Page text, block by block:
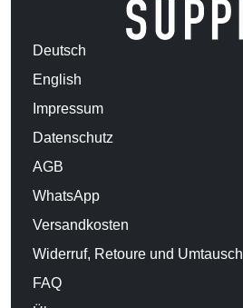
Deutsch
English
Impressum
Datenschutz
AGB
WhatsApp
Versandkosten
Widerruf, Retoure und Umtausch
FAQ